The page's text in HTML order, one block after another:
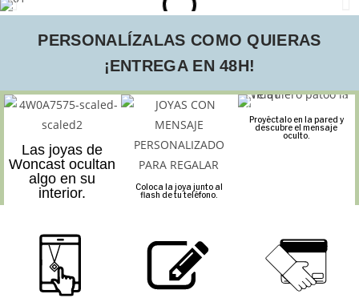
PERSONALÍZALAS COMO QUIERAS
¡ENTREGA EN 48H!
Las joyas de
Woncast ocultan
algo en su
interior.
Coloca la joya junto al
flash de tu teléfono.
Proyéctalo en la pared y
descubre el mensaje
oculto.